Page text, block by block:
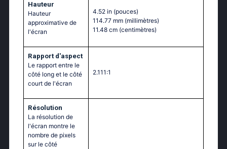
Hauteur
Hauteur
approximative de
l'écran
4.52 in (pouces)
114.77 mm (millimètres)
11.48 cm (centimètres)
Rapport d'aspect
Le rapport entre le
côté long et le côté
court de l'écran
2.111:1
Résolution
La résolution de
l'écran montre le
nombre de pixels
sur le côté